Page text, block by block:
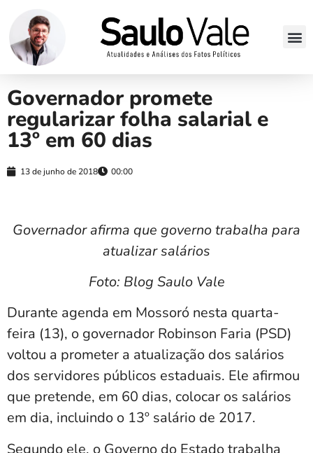
Governador promete
regularizar folha salarial e
13º em 60 dias
13 de junho de 2018 00:00
Governador afirma que governo trabalha para
atualizar salários
Foto: Blog Saulo Vale
Durante agenda em Mossoró nesta quarta-
feira (13), o governador Robinson Faria (PSD)
voltou a prometer a atualização dos salários
dos servidores públicos estaduais. Ele afirmou
que pretende, em 60 dias, colocar os salários
em dia, incluindo o 13º salário de 2017.
Segundo ele, o Governo do Estado trabalha